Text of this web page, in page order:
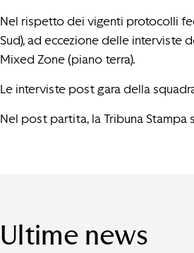
Nel rispetto dei vigenti protocolli
Sud), ad eccezione delle
Mixed Zone (piano terra).
Le interviste post gara della
Nel post partita, la Tribuna
Ultime news